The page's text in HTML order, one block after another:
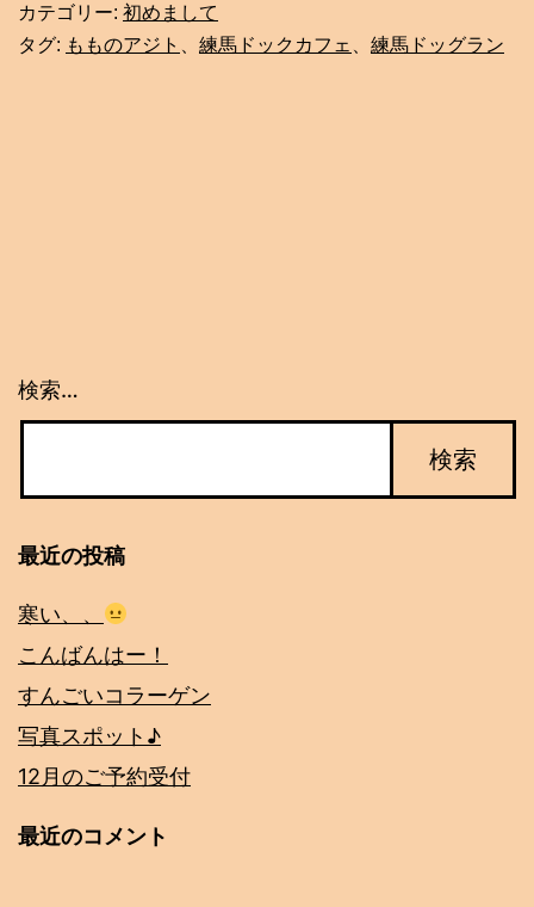
カテゴリー: 初めまして
タグ: もものアジト 練馬ドックカフェ 練馬ドッグラン
検索…
最近の投稿
寒い、、
こんばんはー！
すんごいコラーゲン
写真スポット♪
12月のご予約受付
最近のコメント